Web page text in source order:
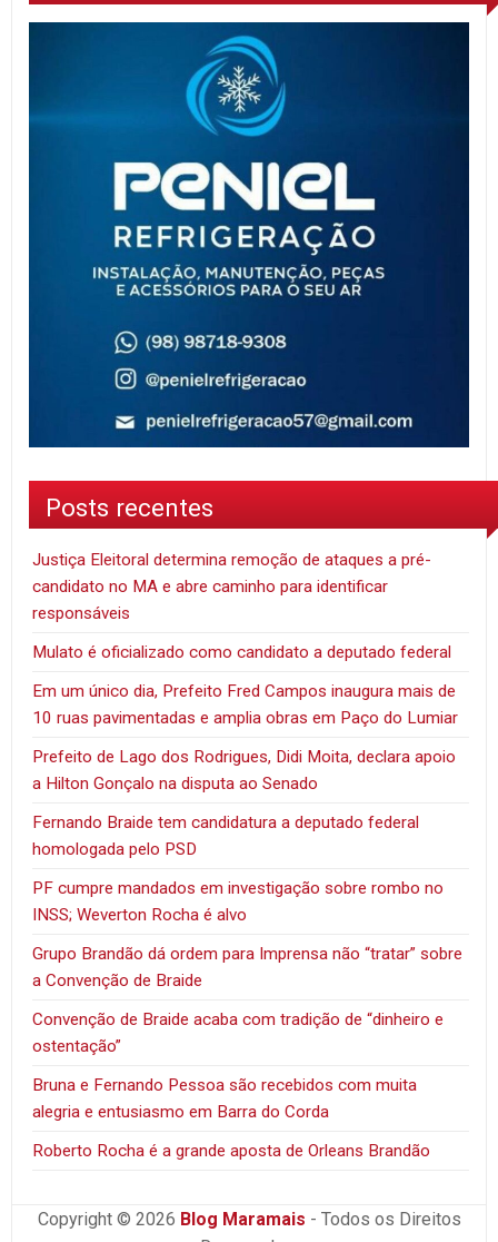
Posts recentes
Justiça Eleitoral determina remoção de ataques a pré-
candidato no MA e abre caminho para identificar
responsáveis
Mulato é oficializado como candidato a deputado federal
Em um único dia, Prefeito Fred Campos inaugura mais de
10 ruas pavimentadas e amplia obras em Paço do Lumiar
Prefeito de Lago dos Rodrigues, Didi Moita, declara apoio
a Hilton Gonçalo na disputa ao Senado
Fernando Braide tem candidatura a deputado federal
homologada pelo PSD
PF cumpre mandados em investigação sobre rombo no
INSS; Weverton Rocha é alvo
Grupo Brandão dá ordem para Imprensa não “tratar” sobre
a Convenção de Braide
Convenção de Braide acaba com tradição de “dinheiro e
ostentação”
Bruna e Fernando Pessoa são recebidos com muita
alegria e entusiasmo em Barra do Corda
Roberto Rocha é a grande aposta de Orleans Brandão
Copyright © 2026 Blog Maramais - Todos os Direitos